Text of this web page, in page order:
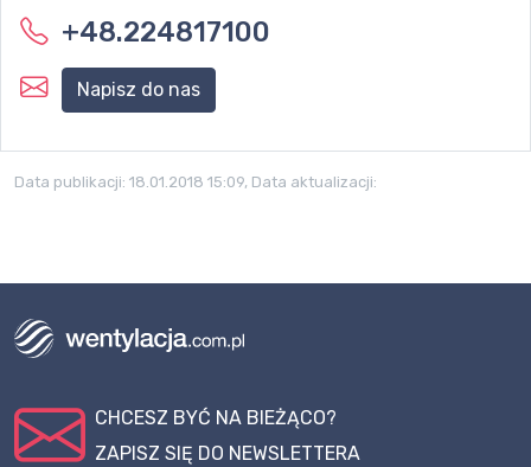
+48.224817100
Napisz do nas
Data publikacji: 18.01.2018 15:09, Data aktualizacji:
CHCESZ BYĆ NA BIEŻĄCO?
ZAPISZ SIĘ DO NEWSLETTERA